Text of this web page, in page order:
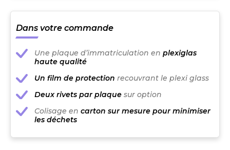
Dans votre commande
Une plaque d’immatriculation en plexiglas
haute qualité
Un film de protection recouvrant le plexi glass
Deux rivets par plaque sur option
Colisage en carton sur mesure pour minimiser
les déchets